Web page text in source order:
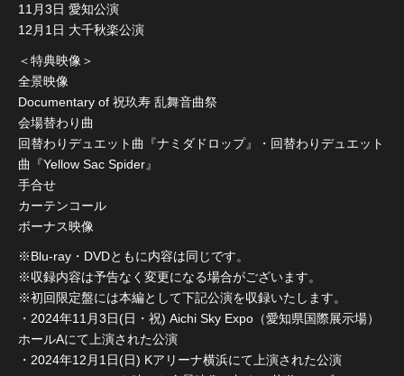
11月3日 愛知公演
12月1日 大千秋楽公演
＜特典映像＞
全景映像
Documentary of 祝玖寿 乱舞音曲祭
会場替わり曲
回替わりデュエット曲『ナミダドロップ』・回替わりデュエット
曲『Yellow Sac Spider』
手合せ
カーテンコール
ボーナス映像
※Blu-ray・DVDともに内容は同じです。
※収録内容は予告なく変更になる場合がございます。
※初回限定盤には本編として下記公演を収録いたします。
・2024年11月3日(日・祝) Aichi Sky Expo（愛知県国際展示場）
ホールAにて上演された公演
・2024年12月1日(日) Kアリーナ横浜にて上演された公演